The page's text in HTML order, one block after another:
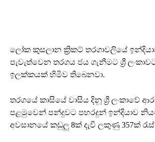
ලෝක කුසලාන ක්‍රිකට් තරගාවලියේ
පැවැත්වෙන තරගය ජය ගැනීමට ශ්‍රී
ඉලක්කයක් හිමිව තිබෙනවා.
තරගයේ කාසියේ වාසිය දිනූ ශ්‍රී ලංකාවේ
පළමුවෙන් පන්දුවට පහරදුන් ඉන්දියාව
අවසානයේ කඩුලු 8ක් දැවී ලකුණු 357ක් රැස්